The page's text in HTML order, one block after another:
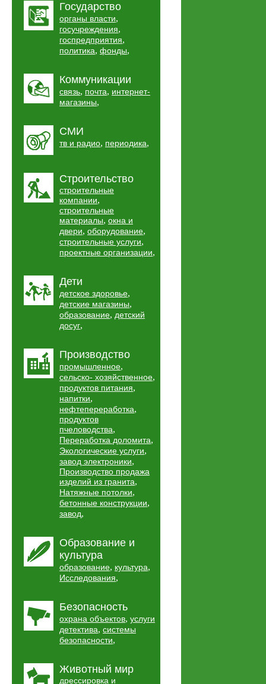
Государство
органы власти,
госучреждения,
госпредприятия,
политика, фонды,
Коммуникации
связь, почта, интернет-
магазины,
СМИ
тв и радио, периодика,
Строительство
строительные
компании,
строительные
материалы, окна и
двери, оборудование,
строительные услуги,
проектные организации,
Дети
детское здоровье,
детские магазины,
образование, детский
досуг,
Производство
промышленное,
сельско- хозяйственное,
продуктов питания,
напитки,
нефтепереработка,
продуктов
пчеловодства,
Переработка доломита,
Экологические услуги,
завод электроники,
Производство продажа
изделий из гранита,
Натяжные потолки,
бетонные конструкции,
завод,
Образование и
культура
образование, культура,
Исследования,
Безопасность
охрана объектов, услуги
детектива, системы
безопасности,
Животный мир
дрессировка и